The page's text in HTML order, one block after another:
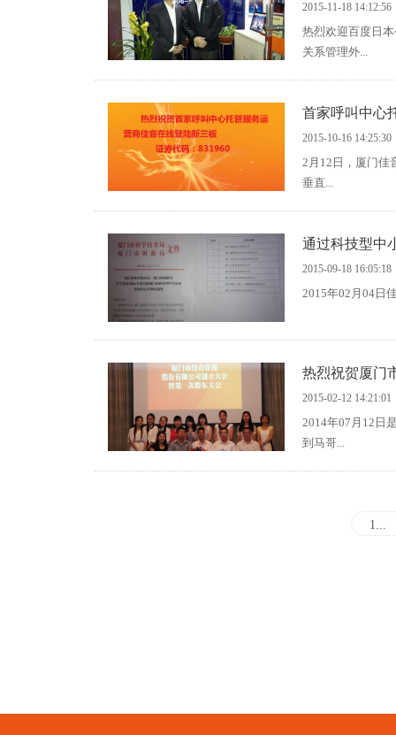
2015-11-18 14:12:56
热烈欢迎百度日
关系管理外...
首家呼叫中心
2015-10-16 14:25:30
2月12日，厦门佳
垂直...
通过科技型中
2015-09-18 16:05:18
2015年02月04日
热烈祝贺厦门
2015-02-12 14:21:01
2014年07月12日
到马哥...
1...